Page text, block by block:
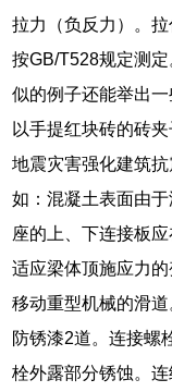
拉力（负反力）。
按GB/T528规定测
似的例子还能举出
以手提红块砖的砖
地震灾害强化建筑
如：混凝土表面由
座的上、下连接板
适应梁体顶施应力
移动重型机械的滑
防锈漆2道。连接螺
栓外露部分锈蚀。